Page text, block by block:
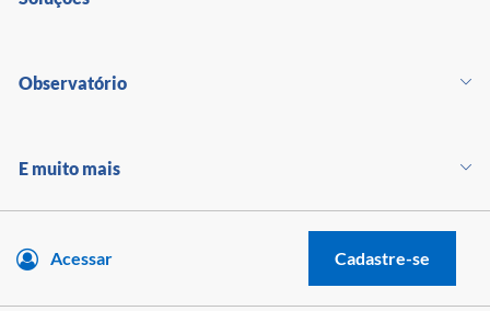
Observatório
E muito mais
Acessar Cadastre-se